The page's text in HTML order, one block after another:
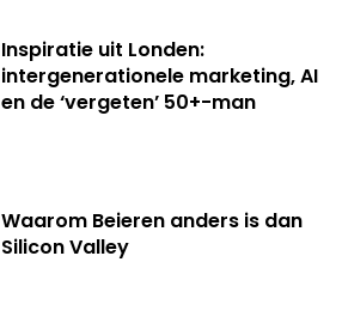
Inspiratie uit Londen:
intergenerationele marketing, AI
en de ‘vergeten’ 50+-man
Waarom Beieren anders is dan
Silicon Valley